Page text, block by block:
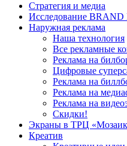
Стратегия и медиа
Исследование
Наружная реклама
Наша технология
Все рекламные
Реклама на
Цифровые
Реклама на
Реклама на
Реклама на
Скидки!
Экраны в ТРЦ
Креатив